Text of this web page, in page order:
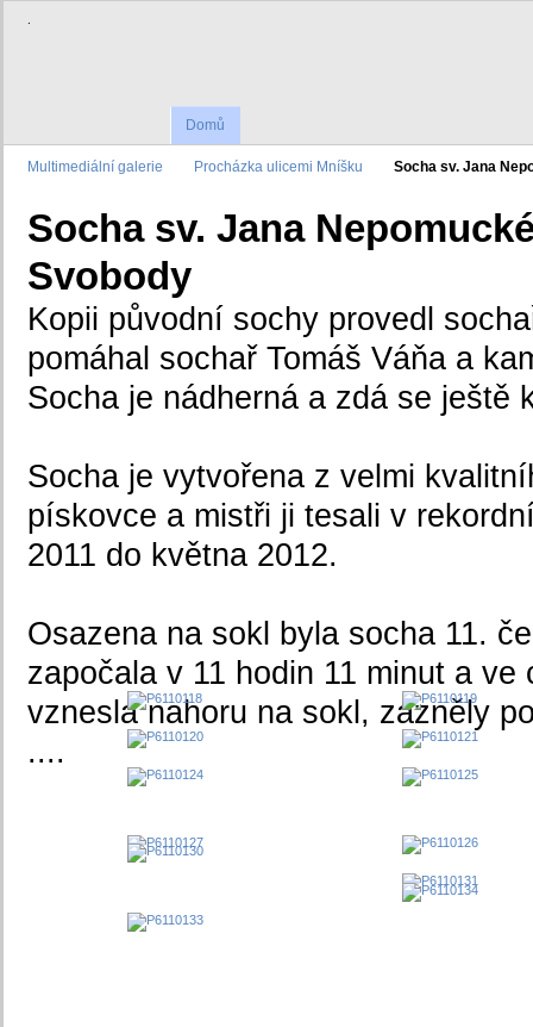
.
Domů
Multimediální galerie Procházka ulicemi Mníšku Socha sv. Jana
Socha sv. Jana
Svobody
Kopii původní sochy provedl
pomáhal sochař Tomáš Váňa a
Socha je nádherná a zdá se ještě
Socha je vytvořena z velmi
pískovce a mistři ji tesali v
2011 do května 2012.
Osazena na sokl byla socha 11.
započala v 11 hodin 11 minut a
vznesla nahoru na sokl, zazněly
....